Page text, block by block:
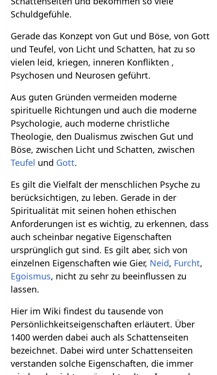
Schuldgefühle.
Gerade das Konzept von Gut und Böse, von Gott
und Teufel, von Licht und Schatten, hat zu so
vielen leid, kriegen, inneren Konflikten ,
Psychosen und Neurosen geführt.
Aus guten Gründen vermeiden moderne
spirituelle Richtungen und auch die moderne
Psychologie, auch moderne christliche
Theologie, den Dualismus zwischen Gut und
Böse, zwischen Licht und Schatten, zwischen
Teufel und Gott.
Es gilt die Vielfalt der menschlichen Psyche zu
berücksichtigen, zu leben. Gerade in der
Spiritualität mit seinen hohen ethischen
Anforderungen ist es wichtig, zu erkennen, dass
auch scheinbar negative Eigenschaften
ursprünglich gut sind. Es gilt aber, sich von
einzelnen Eigenschaften wie Gier, Neid, Furcht,
Egoismus, nicht zu sehr zu beeinflussen zu
lassen.
Hier im Wiki findest du tausende von
Persönlichkeitseigenschaften erläutert. Über
1400 werden dabei auch als Schattenseiten
bezeichnet. Dabei wird unter Schattenseiten
verstanden solche Eigenschaften, die immer